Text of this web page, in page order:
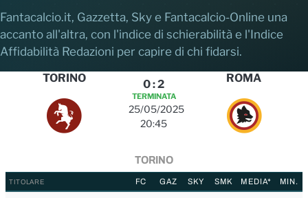
Fantacalcio.it, Gazzetta, Sky e Fantacalcio-Online una
accanto all'altra, con l'indice di schierabilità e l'Indice
Affidabilità Redazioni per capire di chi fidarsi.
TORINO 0:2
TERMINATA
25/05/2025
20:45
ROMA
TORINO
TITOLARE FC GAZ SKY SMK MEDIA* MIN.